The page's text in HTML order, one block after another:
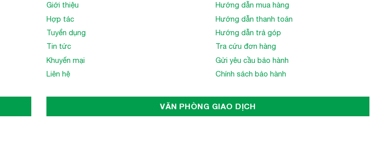
Giới thiệu
Hợp tác
Tuyển dụng
Tin tức
Khuyến mại
Liên hệ
Hướng dẫn mua hàng
Hướng dẫn thanh toán
Hướng dẫn trả góp
Tra cứu đơn hàng
Gửi yêu cầu bảo hành
Chính sách bảo hành
VĂN PHÒNG GIAO DỊCH